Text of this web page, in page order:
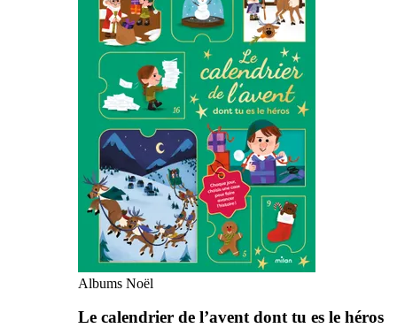
Albums Noël
Le calendrier de l’avent dont tu es le héros